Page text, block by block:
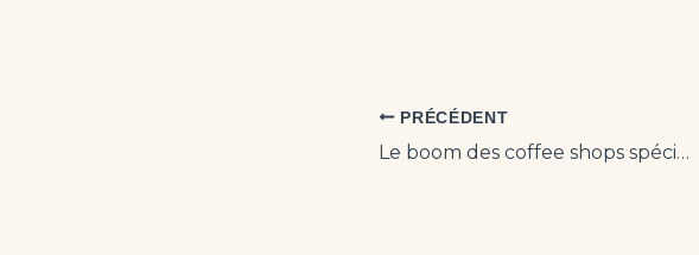
PRÉCÉDENT
Le boom des coffee shops spécialisés